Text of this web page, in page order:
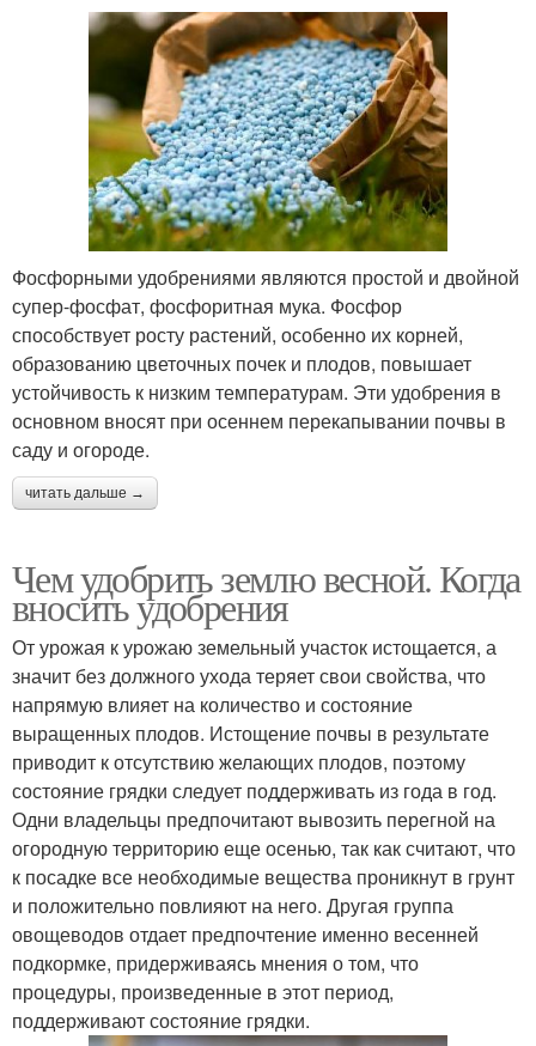
Фосфорными удобрениями являются простой и двойной
супер-фосфат, фосфоритная мука. Фосфор
способствует росту растений, особенно их корней,
образованию цветочных почек и плодов, повышает
устойчивость к низким температурам. Эти удобрения в
основном вносят при осеннем перекапывании почвы в
саду и огороде.
читать дальше →
Чем удобрить землю весной. Когда
вносить удобрения
От урожая к урожаю земельный участок истощается, а
значит без должного ухода теряет свои свойства, что
напрямую влияет на количество и состояние
выращенных плодов. Истощение почвы в результате
приводит к отсутствию желающих плодов, поэтому
состояние грядки следует поддерживать из года в год.
Одни владельцы предпочитают вывозить перегной на
огородную территорию еще осенью, так как считают, что
к посадке все необходимые вещества проникнут в грунт
и положительно повлияют на него. Другая группа
овощеводов отдает предпочтение именно весенней
подкормке, придерживаясь мнения о том, что
процедуры, произведенные в этот период,
поддерживают состояние грядки.